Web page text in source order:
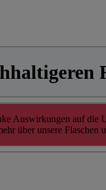
Auswirkungen auf
über unsere Flaschen